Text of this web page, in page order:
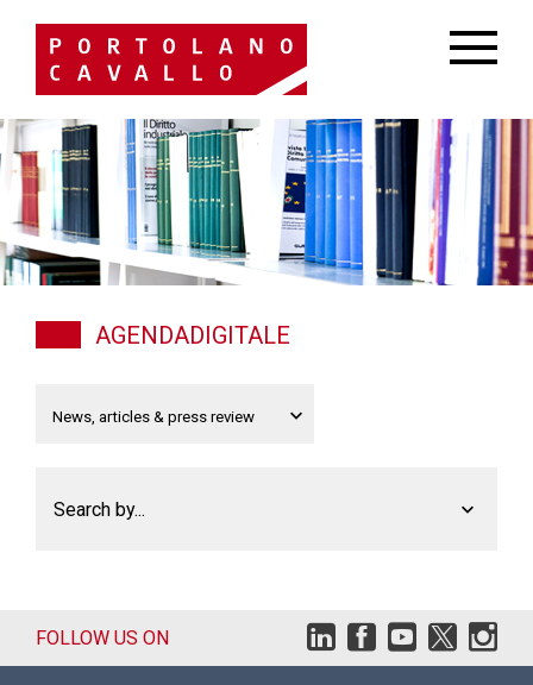
AGENDADIGITALE
Search by...
FOLLOW US ON